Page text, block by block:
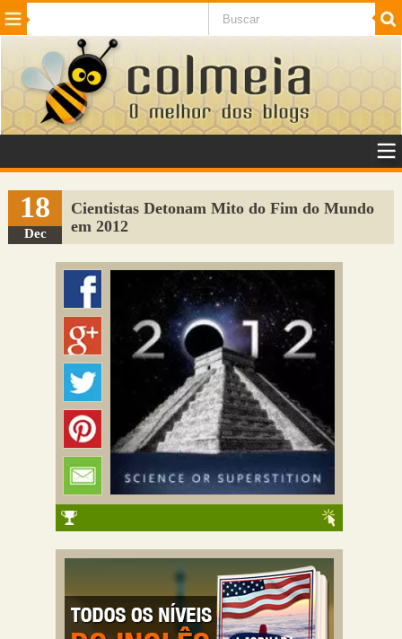
Beleza Cinema e TV
Internet Jogos NotÃ­cias SaÃºde
VeÃ­culos Adulto
Sugerir Link
Adicionar Blog
Colmeia Exchange
18
Dec
Cientistas Detonam Mito do Fim do Mundo
em 2012